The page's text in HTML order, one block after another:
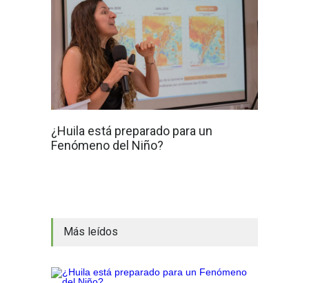
¿Huila está preparado para un
Fenómeno del Niño?
Más leídos